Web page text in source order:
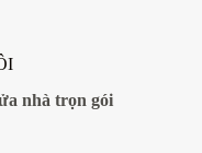
nhà trọn gói